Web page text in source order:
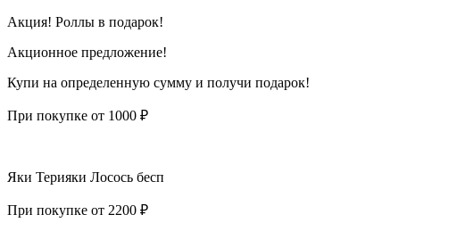
Акция! Роллы в подарок!
Акционное предложение!
Купи на определенную сумму и получи подарок!
При покупке от 1000 ₽
Яки Терияки Лосось бесп
При покупке от 2200 ₽